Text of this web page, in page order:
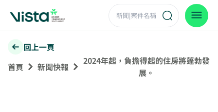
回上一頁
首頁
新聞快報
2024年起，負擔得起的住房將蓬勃發
展。